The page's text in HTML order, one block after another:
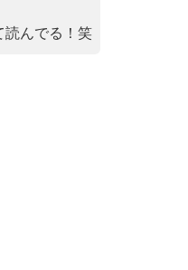
読んでる！笑